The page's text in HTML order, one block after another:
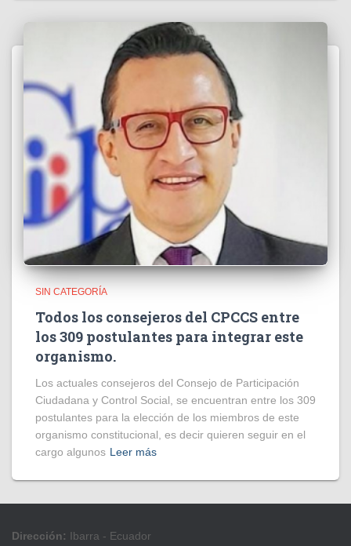
SIN CATEGORÍA
Todos los consejeros del CPCCS entre
los 309 postulantes para integrar este
organismo.
Los actuales consejeros del Consejo de Participación
Ciudadana y Control Social, se encuentran entre los 309
postulantes para la elección de los miembros de este
organismo constitucional, es decir quieren seguir en el
cargo algunos Leer más
Dirección: Ibarra - Ecuador